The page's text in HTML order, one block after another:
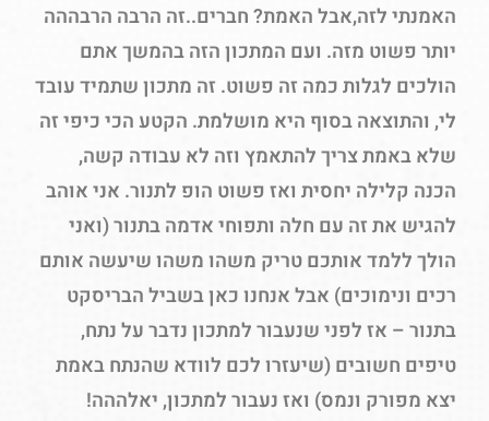
האמנתי לזה,אבל האמת? חברים..זה הרבה הרבההה
יותר פשוט מזה. ועם המתכון הזה בהמשך אתם
הולכים לגלות כמה זה פשוט. זה מתכון שתמיד עובד
לי, והתוצאה בסוף היא מושלמת. הקטע הכי כיפי זה
שלא באמת צריך להתאמץ וזה לא עבודה קשה,
הכנה קלילה יחסית ואז פשוט הופ לתנור. אני אוהב
להגיש את זה עם חלה ותפוחי אדמה בתנור (ואני
הולך ללמד אותכם טריק משהו משהו שיעשה אותם
רכים ונימוכים) אבל אנחנו כאן בשביל הבריסקט
בתנור – אז לפני שנעבור למתכון נדבר על נתח,
טיפים חשובים (שיעזרו לכם לוודא שהנתח באמת
יצא מפורק ונמס) ואז נעבור למתכון, יאלההה!